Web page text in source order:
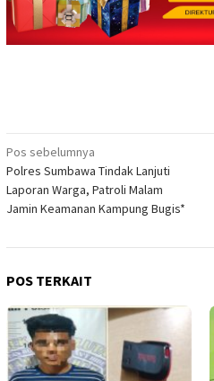
Navigasi
pos
Pos sebelumnya
Polres Sumbawa Tindak Lanjuti
Laporan Warga, Patroli Malam
Jamin Keamanan Kampung Bugis*
POS TERKAIT